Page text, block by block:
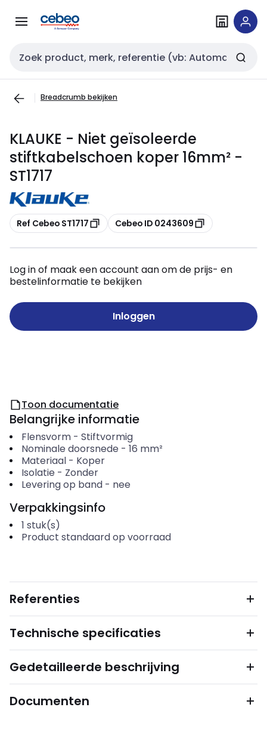
naar
naar
Zoekveld invoer
Breadcrumb bekijken
KLAUKE - Niet geïsoleerde
stiftkabelschoen koper 16mm² -
ST1717
Kopiëren
Ref Cebeo ST1717 Kopiëren
Cebeo ID 0243609
Log in of maak een account aan om de prijs- en
bestelinformatie te bekijken
Inloggen
Toon documentatie
Belangrijke informatie
Flensvorm- Stiftvormig
Nominale doorsnede - 16 mm²
Materiaal- Koper
Isolatie - Zonder
Levering op band- nee
Verpakkingsinfo
1 stuk(s)
Product standaard op voorraad
Referenties
Technische specificaties
Gedetailleerde beschrijving
Documenten